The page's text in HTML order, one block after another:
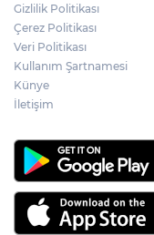
Gizlilik Politikası
Çerez Politikası
Veri Politikası
Kullanım Şartnamesi
Künye
İletişim